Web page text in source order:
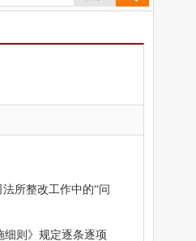
所整改工作中的“问
则》规定逐条逐项